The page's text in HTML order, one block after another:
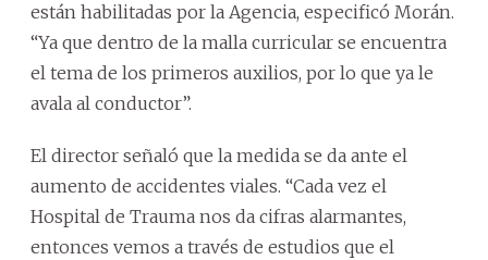
están habilitadas por la Agencia, especificó Morán.
“Ya que dentro de la malla curricular se encuentra
el tema de los primeros auxilios, por lo que ya le
avala al conductor”.
El director señaló que la medida se da ante el
aumento de accidentes viales. “Cada vez el
Hospital de Trauma nos da cifras alarmantes,
entonces vemos a través de estudios que el